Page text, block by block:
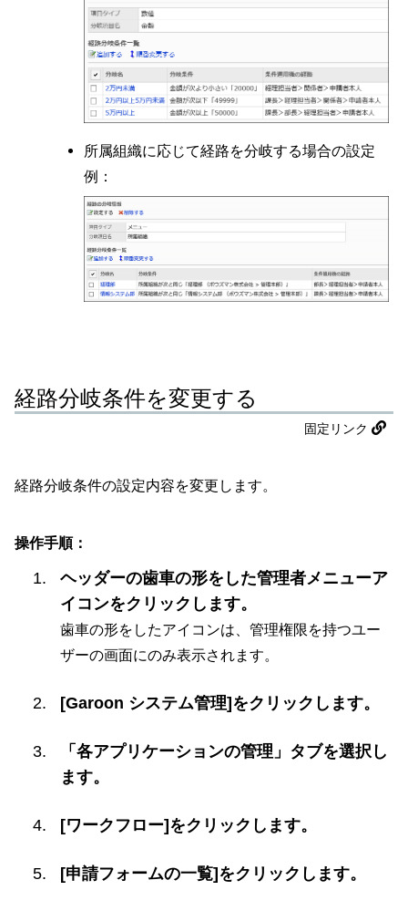
所属組織に応じて経路を分岐する場合の設定
例：
経路分岐条件を変更する
固定リンク
経路分岐条件の設定内容を変更します。
操作手順：
ヘッダーの歯車の形をした管理者メニューア
イコンをクリックします。
歯車の形をしたアイコンは、管理権限を持つユー
ザーの画面にのみ表示されます。
[Garoon システム管理]をクリックします。
「各アプリケーションの管理」タブを選択し
ます。
[ワークフロー]をクリックします。
[申請フォームの一覧]をクリックします。